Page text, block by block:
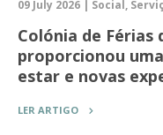
09 July 2026 | Social,
Colónia de Férias
proporcionou
estar e novas
LER ARTIGO